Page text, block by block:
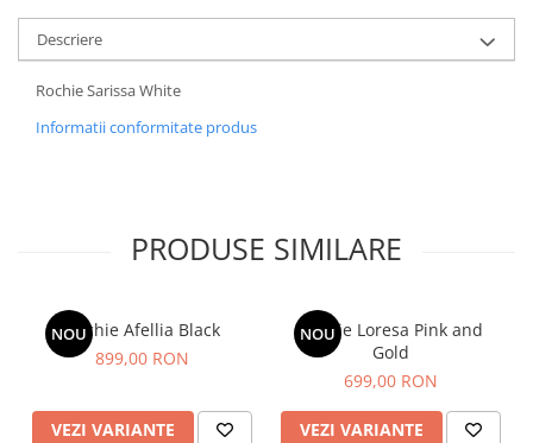
Descriere
Rochie Sarissa White
Informatii conformitate produs
PRODUSE SIMILARE
NOU
Rochie Afellia Black
899,00 RON
VEZI VARIANTE
NOU
Rochie Loresa Pink and
Gold
699,00 RON
VEZI VARIANTE